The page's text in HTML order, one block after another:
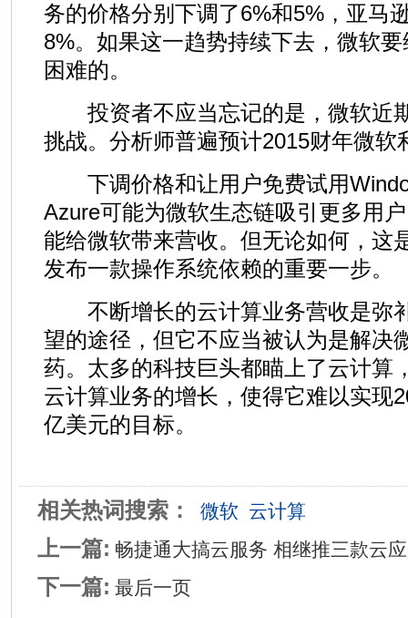
务的价格分别下调了6%和5%，亚马
8%。如果这一趋势持续下去，微软
困难的。
投资者不应当忘记的是，微软近
挑战。分析师普遍预计2015财年微软
下调价格和让用户免费试用
Azure可能为微软生态链吸引更多用
能给微软带来营收。但无论如何，这
发布一款操作系统依赖的重要一步。
不断增长的云计算业务营收是弥
望的途径，但它不应当被认为是解决
药。太多的科技巨头都瞄上了云计算
云计算业务的增长，使得它难以实现
亿美元的目标。
相关热词搜索： 微软 云计算
上一篇: 畅捷通大搞云服务 相继推三款云
下一篇: 最后一页